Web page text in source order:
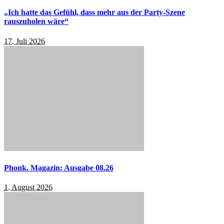
„Ich hatte das Gefühl, dass mehr aus der Party-Szene
rauszuholen wäre“
17. Juli 2026
Phonk. Magazin: Ausgabe 08.26
1. August 2026